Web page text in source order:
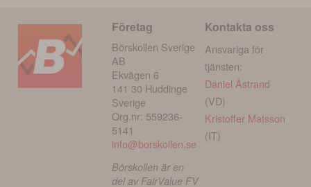
Företag
Börskollen Sverige
AB
Ekvägen 6
141 30 Huddinge
Sverige
Org.nr: 559236-
5141
info@borskollen.se
Börskollen är en
del av FairValue FV
Kontakta oss
Ansvariga för
tjänsten:
Daniel Åstrand
(VD)
Kristoffer Matsson
(IT)